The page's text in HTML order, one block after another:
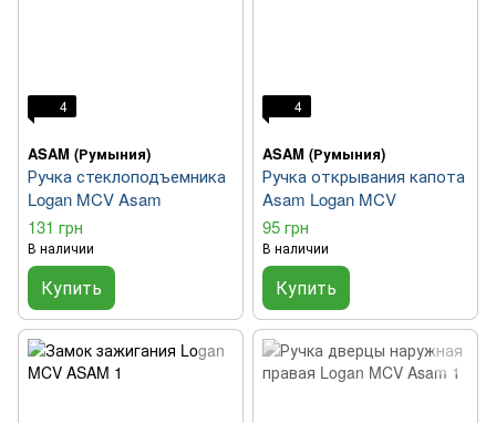
4
ASAM (Румыния)
Ручка стеклоподъемника
Logan MCV Asam
131 грн
В наличии
Купить
4
ASAM (Румыния)
Ручка открывания капота
Asam Logan MCV
95 грн
В наличии
Купить